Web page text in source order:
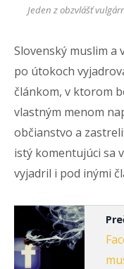
Jeden z obzvlášť
Slovenský muslim a
po útokoch
článkom, v ktorom
vlastným menom
občianstvo a
istý komentujúci sa
vyjadril i pod inými